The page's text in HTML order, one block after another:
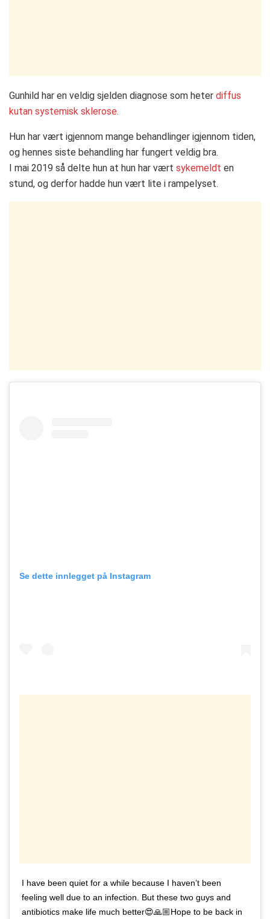
Gunhild har en veldig sjelden diagnose som heter diffus
kutan systemisk sklerose.
Hun har vært igjennom mange behandlinger igjennom tiden,
og hennes siste behandling har fungert veldig bra.
I mai 2019 så delte hun at hun har vært sykemeldt en
stund, og derfor hadde hun vært lite i rampelyset.
Se dette innlegget på Instagram
I have been quiet for a while because I haven’t been
feeling well due to an infection. But these two guys and
antibiotics make life much better😍🙏🏼Hope to be back in